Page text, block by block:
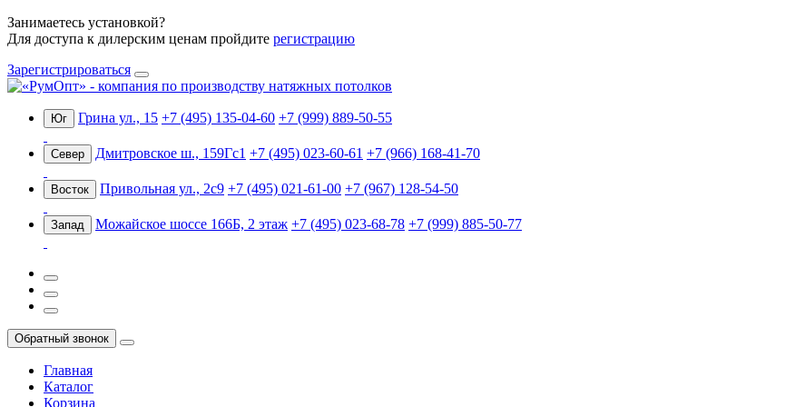
Занимаетесь установкой?
Для доступа к дилерским ценам пройдите регистрацию
Зарегистрироваться
Юг Грина ул., 15 +7 (495) 135-04-60 +7 (999) 889-50-55
Север Дмитровское ш., 159Гс1 +7 (495) 023-60-61 +7 (966) 168-41-70
Восток Привольная ул., 2с9 +7 (495) 021-61-00 +7 (967) 128-54-50
Запад Можайское шоссе 166Б, 2 этаж +7 (495) 023-68-78 +7 (999) 885-50-77
Обратный звонок
Главная
Каталог
Корзина